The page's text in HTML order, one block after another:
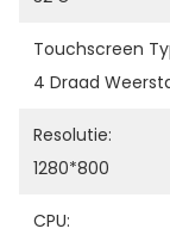
Touchscreen
4 Draad
Resolutie:
1280*800
CPU: